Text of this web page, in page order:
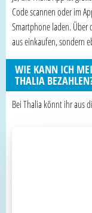
Code scannen oder im
Smartphone laden.
aus einkaufen, sondern
WIE KANN ICH
THALIA
Bei Thalia könnt ihr aus